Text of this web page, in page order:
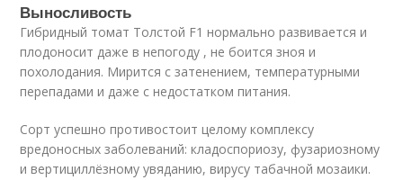
Выносливость
Гибридный томат Толстой F1 нормально развивается и
плодоносит даже в непогоду , не боится зноя и
похолодания. Мирится с затенением, температурными
перепадами и даже с недостатком питания.
Сорт успешно противостоит целому комплексу
вредоносных заболеваний: кладоспориозу, фузариозному
и вертициллёзному увяданию, вирусу табачной мозаики.